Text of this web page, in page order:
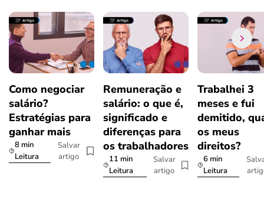
Como negociar
salário?
Estratégias para
ganhar mais
8 min
Leitura
Salvar
artigo
Remuneração e
salário: o que é,
significado e
diferenças para
os trabalhadores
11 min
Leitura
Salvar
artigo
Trabalhei 3
meses e fui
demitido,
os meus
direitos?
6 min
Leitura